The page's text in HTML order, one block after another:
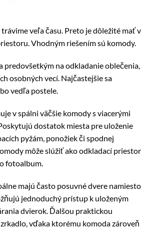
veľa času. Preto je dôležité mať v
Vhodným riešením sú komody.
predovšetkým na odkladanie oblečenia,
osobných vecí. Najčastejšie sa
vedľa postele.
v spálni väčšie komody s viacerými
dostatok miesta pre uloženie
pyžám, ponožiek či spodnej
môže slúžiť ako odkladací priestor
fotoalbum.
majú často posuvné dvere namiesto
jednoduchý prístup k uloženým
dvierok. Ďalšou praktickou
vďaka ktorému komoda zároveň